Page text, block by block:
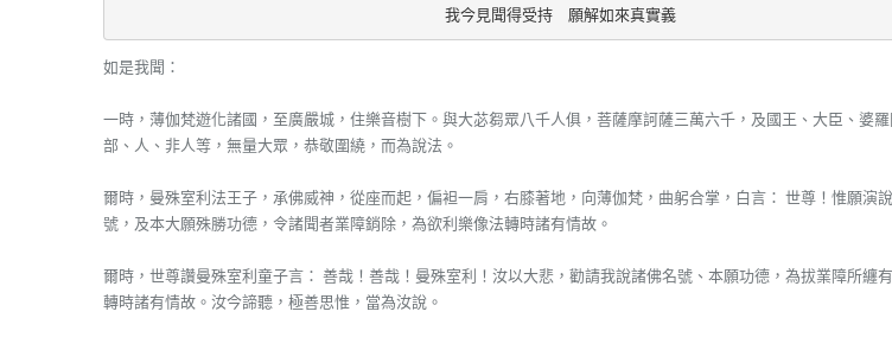
我今見聞得受持　願解如來真實義
如是我聞：
一時，薄伽梵遊化諸國，至廣嚴城，住樂音樹下。與大苾芻眾八千人俱，菩薩摩訶薩三萬六千，及國王、大臣、婆
部、人、非人等，無量大眾，恭敬圍繞，而為說法。
爾時，曼殊室利法王子，承佛威神，從座而起，偏袒一肩，右膝著地，向薄伽梵，曲躬合掌，白言： 世尊！惟願演
號，及本大願殊勝功德，令諸聞者業障銷除，為欲利樂像法轉時諸有情故。
爾時，世尊讚曼殊室利童子言： 善哉！善哉！曼殊室利！汝以大悲，勸請我說諸佛名號、本願功德，為拔業障所纏
轉時諸有情故。汝今諦聽，極善思惟，當為汝說。